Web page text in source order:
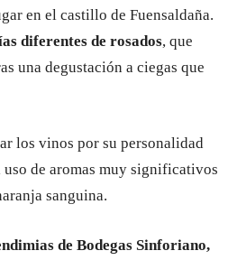
en el castillo de Fuensaldaña.
diferentes de rosados, que
una degustación a ciegas que
los vinos por su personalidad
de aromas muy significativos
sanguina.
de Bodegas Sinforiano,